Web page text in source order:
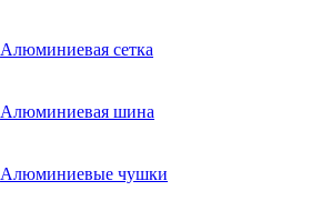
Алюминиевая сетка
Алюминиевая шина
Алюминиевые чушки